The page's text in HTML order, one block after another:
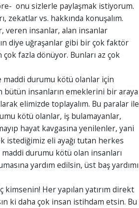
onu sizlerle paylaşmak istiyorum.
zekatlar vs. hakkında konuşalım.
veren insanlar, alan insanlar
diye uğraşanlar gibi bir çok faktör
fazla dönüyor. Bunları az çok
durumu kötü olanlar için
bütün insanların emeklerini bir araya
elimizde toplayalım. Bu paralar ile
kötü olanlar, iş bulamayanlar,
hayat kavgasına yenilenler, yani
istediğimiz eli ayağı tutan herkes
maddi durumu kötü olan insanları
yardım edilsin, üst baş yardımı
Her yapılan yatırım direkt
ki daha çok insan istihdam etsin. Bu